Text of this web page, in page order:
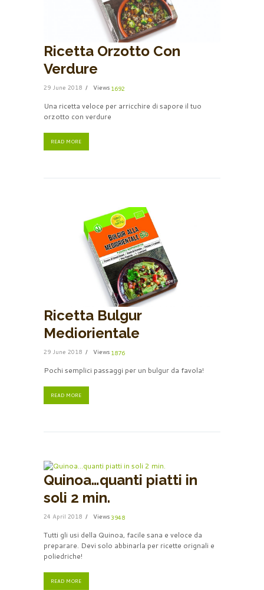
Ricetta Orzotto Con
Verdure
29 June 2018 Views 1692
Una ricetta veloce per arricchire di sapore il tuo
orzotto con verdure
READ MORE
Ricetta Bulgur
Mediorientale
29 June 2018 Views 1876
Pochi semplici passaggi per un bulgur da favola!
READ MORE
Quinoa…quanti piatti in
soli 2 min.
24 April 2018 Views 3948
Tutti gli usi della Quinoa, facile sana e veloce da
preparare. Devi solo abbinarla per ricette orignali e
poliedriche!
READ MORE